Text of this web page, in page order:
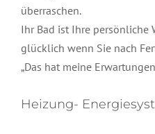
überraschen.
Ihr Bad ist Ihre
glücklich wenn Sie nach
„Das hat meine
Heizung-